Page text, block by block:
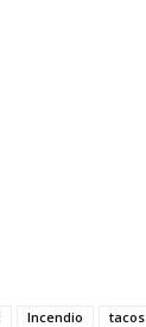
Incendio tacos